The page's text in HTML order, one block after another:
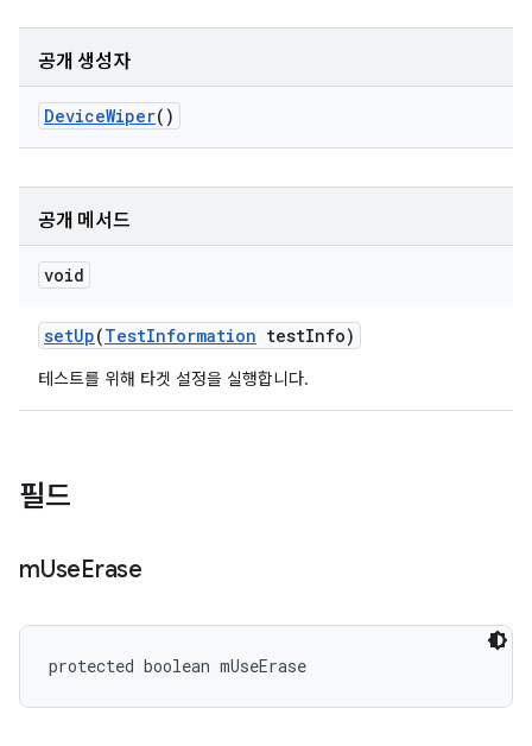
공개 생성자
DeviceWiper()
공개 메서드
void
setUp(TestInformation testInfo)
테스트를 위해 타겟 설정을 실행합니다.
필드
mUseErase
protected boolean mUseErase